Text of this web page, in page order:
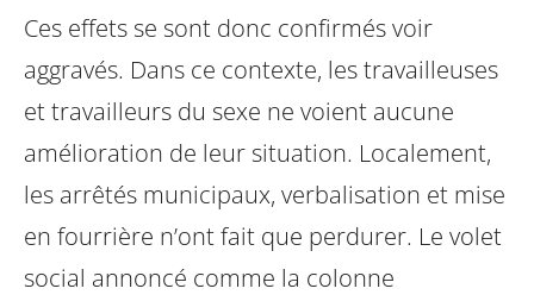
Ces effets se sont donc confirmés voir
aggravés. Dans ce contexte, les travailleuses
et travailleurs du sexe ne voient aucune
amélioration de leur situation. Localement,
les arrêtés municipaux, verbalisation et mise
en fourrière n’ont fait que perdurer. Le volet
social annoncé comme la colonne